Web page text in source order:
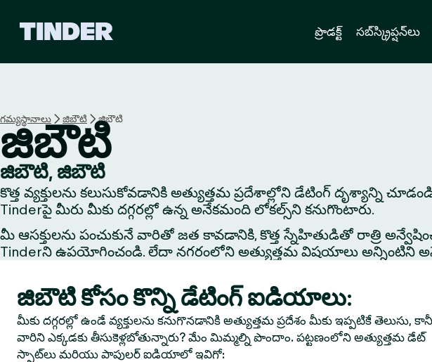
హో
ప్రొడక్ట్ సబ్‌స్క్రిప్షన్‌లు
గమ్యస్థానాలు జిబౌటి జిబౌటి
జిబౌటి
జిబౌటి, జిబౌటి
కొత్త వ్యక్తులను కలుసుకోవడానికి అత్యుత్తమ ప్రదేశాల్లోని డేటింగ్ దృశ్యాన్ని
Tinderపై మీరు మీకు దగ్గరల్లో ఉన్న అనేకమంది లోకల్స్‌ని కనుగొంటారు.
మీ ఆసక్తులను పంచుకునే వారితో జత కావడానికి, కొత్త స్నేహితుడితో రాత్రి
Tinderని ఉపయోగించండి. లేదా నగరంలోని అత్యుత్తమ విషయాలు అన్నింటిని
జిబౌటి కోసం కొన్ని డేటింగ్ ఐడియాలు:
మీకు దగ్గరల్లో ఉండే వ్యక్తులను కనుగొనడానికి అత్యుత్తమ ప్రదేశం మీకు ఇప్పటికే తెలుసు, కానీ
వారిని ఎక్కడకు తీసుకెళ్లబోతున్నారు? మేం మిమ్మల్ని పొందాం. పట్టణంలోని అత్యుత్తమ డేట్
స్పాట్‌లు మరియు పాపులర్ ఐడియాలో ఇవిగో: